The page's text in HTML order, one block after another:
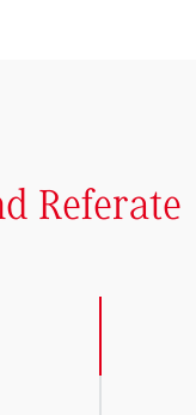
Referate